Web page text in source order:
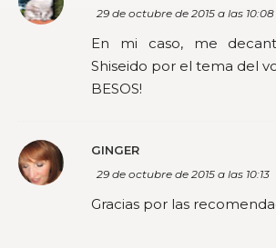
29 de octubre de 2015 a las 10:08
En mi caso, me
Shiseido por el tema del
BESOS!
GINGER
29 de octubre de 2015 a las 10:13
Gracias por las